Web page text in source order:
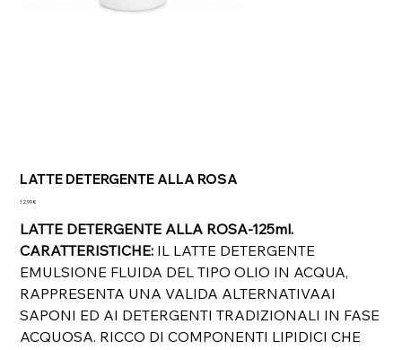
LATTE DETERGENTE ALLA ROSA
Prezzo
12,99 €
LATTE DETERGENTE ALLA ROSA-125ml.
CARATTERISTICHE: IL LATTE DETERGENTE
EMULSIONE FLUIDA DEL TIPO OLIO IN ACQUA,
RAPPRESENTA UNA VALIDA ALTERNATIVAAI
SAPONI ED AI DETERGENTI TRADIZIONALI IN FASE
ACQUOSA. RICCO DI COMPONENTI LIPIDICI CHE